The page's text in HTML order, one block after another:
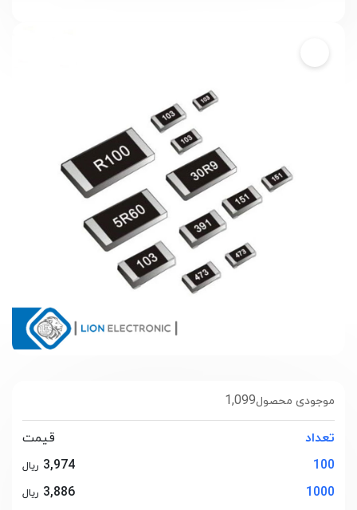
1,099موجودی محصول
تعداد
قیمت
100
3,974 ریال
1000
3,886 ریال